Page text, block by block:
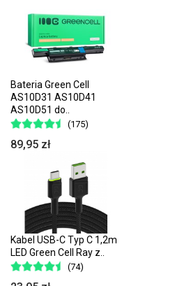
Bateria Green Cell
AS10D31 AS10D41
AS10D51 do..
(175)
89,95 zł
Kabel USB-C Typ C 1,2m
LED Green Cell Ray z..
(74)